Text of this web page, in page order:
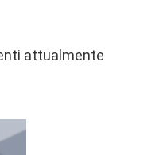
attualmente